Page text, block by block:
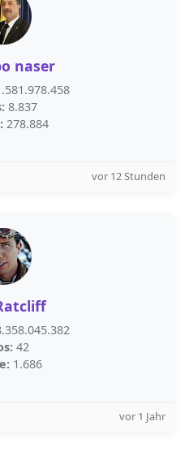
naser
8.837
278.884
vor 12 Stunden
42
1.686
vor 1 Jahr